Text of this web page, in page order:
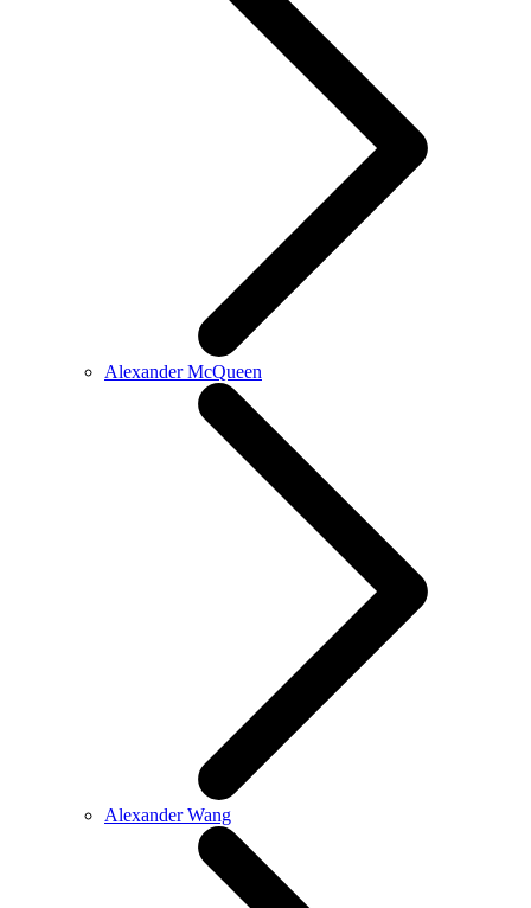
Alexander McQueen
Alexander Wang